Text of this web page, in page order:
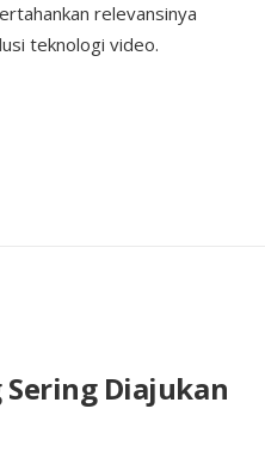
relevansinya
teknologi video.
Diajukan